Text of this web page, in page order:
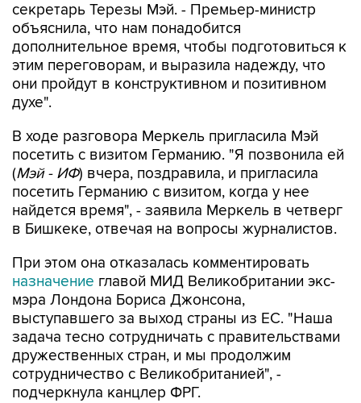
секретарь Терезы Мэй. - Премьер-министр
объяснила, что нам понадобится
дополнительное время, чтобы подготовиться к
этим переговорам, и выразила надежду, что
они пройдут в конструктивном и позитивном
духе".
В ходе разговора Меркель пригласила Мэй
посетить с визитом Германию. "Я позвонила ей
(Мэй - ИФ) вчера, поздравила, и пригласила
посетить Германию с визитом, когда у нее
найдется время", - заявила Меркель в четверг
в Бишкеке, отвечая на вопросы журналистов.
При этом она отказалась комментировать
назначение главой МИД Великобритании экс-
мэра Лондона Бориса Джонсона,
выступавшего за выход страны из ЕС. "Наша
задача тесно сотрудничать с правительствами
дружественных стран, и мы продолжим
сотрудничество с Великобританией", -
подчеркнула канцлер ФРГ.